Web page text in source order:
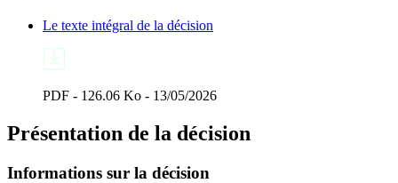
Le texte intégral de la décision
PDF - 126.06 Ko - 13/05/2026
Présentation de la décision
Informations sur la décision